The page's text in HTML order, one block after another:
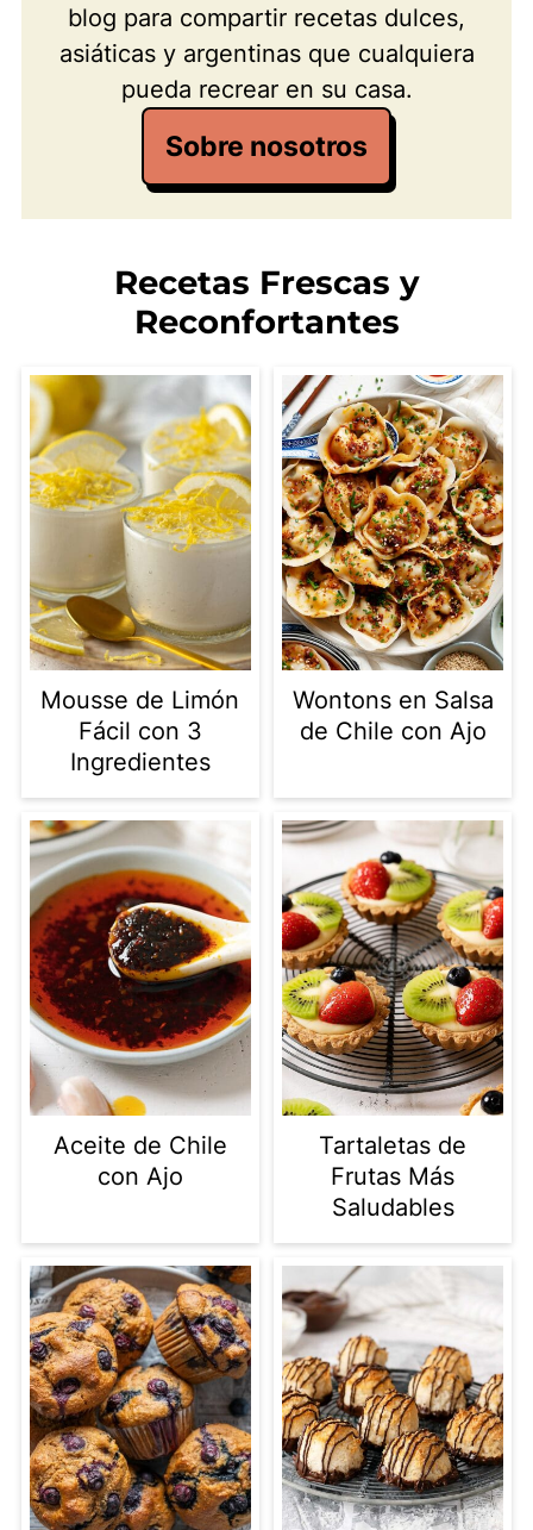
blog para compartir recetas dulces,
asiáticas y argentinas que cualquiera
pueda recrear en su casa.
Sobre nosotros
Recetas Frescas y
Reconfortantes
Mousse de Limón
Fácil con 3
Ingredientes
Wontons en Salsa
de Chile con Ajo
Aceite de Chile
con Ajo
Tartaletas de
Frutas Más
Saludables